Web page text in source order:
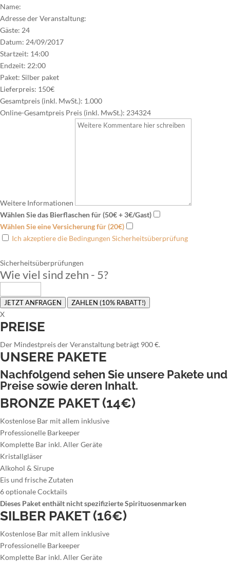
Name:
Adresse der Veranstaltung:
Gäste: 24
Datum: 24/09/2017
Startzeit: 14:00
Endzeit: 22:00
Paket: Silber paket
Lieferpreis: 150€
Gesamtpreis (inkl. MwSt.): 1.000
Online-Gesamtpreis Preis (inkl. MwSt.): 234324
Weitere Informationen
Wählen Sie das Bierflaschen für (50€ + 3€/Gast)
Wählen Sie eine Versicherung für (20€)
Ich akzeptiere die Bedingungen Sicherheitsüberprüfung
Sicherheitsüberprüfungen
Wie viel sind zehn - 5?
JETZT ANFRAGEN ZAHLEN (10% RABATT!)
X
PREISE
Der Mindestpreis der Veranstaltung beträgt 900 €.
UNSERE PAKETE
Nachfolgend sehen Sie unsere Pakete und
Preise sowie deren Inhalt.
BRONZE PAKET (14€)
Kostenlose Bar mit allem inklusive
Professionelle Barkeeper
Komplette Bar inkl. Aller Geräte
Kristallgläser
Alkohol & Sirupe
Eis und frische Zutaten
6 optionale Cocktails
Dieses Paket enthält nicht spezifizierte Spirituosenmarken
SILBER PAKET (16€)
Kostenlose Bar mit allem inklusive
Professionelle Barkeeper
Komplette Bar inkl. Aller Geräte